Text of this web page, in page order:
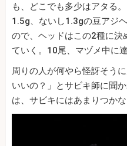
も、どこでも多少はアタる
1.5g、ないし1.3gの豆アジ
ので、ヘッドはこの2種に決
ていく。10尾、マヅメ中に達
周りの人が何やら怪訝そう
いいの？」とサビキ師に聞
は、サビキにはあまりつかな